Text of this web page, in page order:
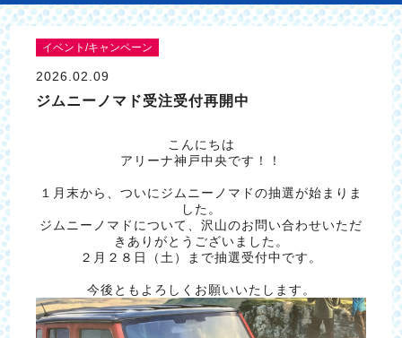
イベント/キャンペーン
2026.02.09
ジムニーノマド受注受付再開中
こんにちは
アリーナ神戸中央です！！
１月末から、ついにジムニーノマドの抽選が始まりま
した。
ジムニーノマドについて、沢山のお問い合わせいただ
きありがとうございました。
２月２８日（土）まで抽選受付中です。
今後ともよろしくお願いいたします。